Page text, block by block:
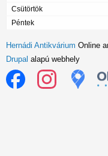
Csütörtök
Péntek
Hernádi Antikvárium Online
Drupal alapú webhely